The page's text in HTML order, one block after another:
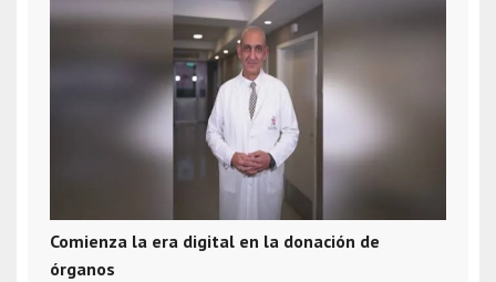
Comienza la era digital en la donación de
órganos